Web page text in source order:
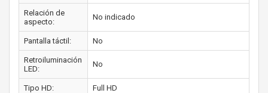
Relación de
aspecto:
No indicado
Pantalla táctil: No
Retroiluminación
LED:
No
Tipo HD: Full HD